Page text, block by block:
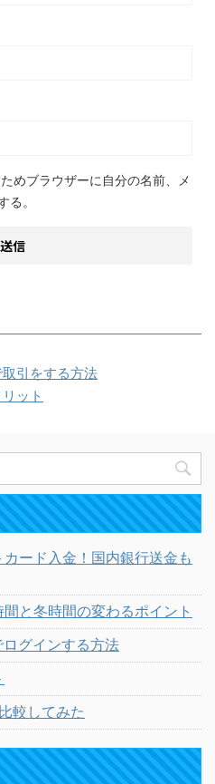
めブラウザーに自分の名前、メ
る。
引をする方法
ット
ード入金！国内銀行送金も
と冬時間の変わるポイント
グインする方法
較してみた